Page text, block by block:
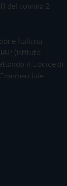
del comma 2
Italiana
(Istituto
il Codice di